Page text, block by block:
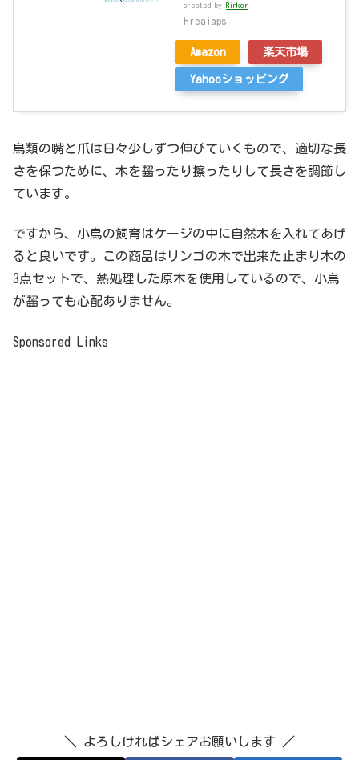
created by Rinker
Hreaiaps
Amazon 楽天市場
Yahooショッピング
鳥類の嘴と爪は日々少しずつ伸びていくもので、適切な長
さを保つために、木を齧ったり擦ったりして長さを調節し
ています。
ですから、小鳥の飼育はケージの中に自然木を入れてあげ
ると良いです。この商品はリンゴの木で出来た止まり木の
3点セットで、熱処理した原木を使用しているので、小鳥
が齧っても心配ありません。
Sponsored Links
＼ よろしければシェアお願いします ／